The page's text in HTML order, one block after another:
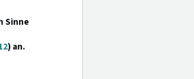
Sinne
) an.